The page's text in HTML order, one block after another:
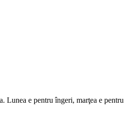
Lunea e pentru îngeri, marţea e pentru